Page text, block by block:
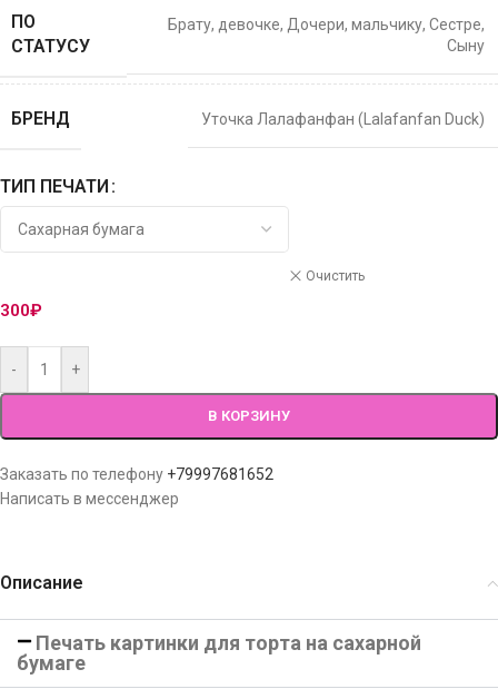
ПО
СТАТУСУ
Брату, девочке, Дочери, мальчику, Сестре,
Сыну
БРЕНД Уточка Лалафанфан (Lalafanfan Duck)
ТИП ПЕЧАТИ
Очистить
300₽
- +
В КОРЗИНУ
Заказать по телефону +79997681652
Написать в мессенджер
Описание
Печать картинки для торта на сахарной
бумаге